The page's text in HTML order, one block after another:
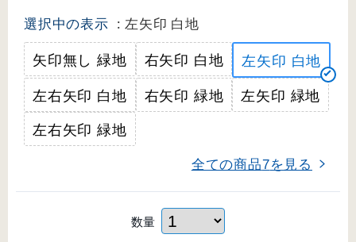
選択中の表示 : 左矢印 白地
矢印無し 緑地 右矢印 白地
左矢印 白地
左右矢印 白地
右矢印 緑地
左矢印 緑地
左右矢印 緑地
全ての商品7を見る
数量